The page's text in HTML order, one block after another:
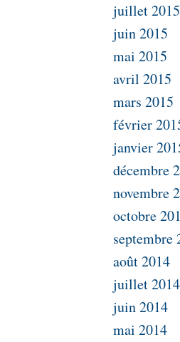
juillet 2015
juin 2015
mai 2015
avril 2015
mars 2015
février
janvier
décembre
novembre
octobre
septembre
août 2014
juillet 2014
juin 2014
mai 2014